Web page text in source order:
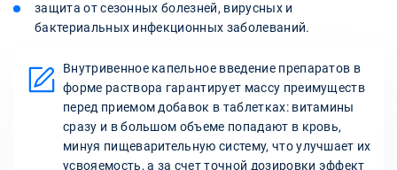
защита от сезонных болезней, вирусных и
бактериальных инфекционных заболеваний.
Внутривенное капельное введение препаратов в
форме раствора гарантирует массу преимуществ
перед приемом добавок в таблетках: витамины
сразу и в большом объеме попадают в кровь,
минуя пищеварительную систему, что улучшает их
усвояемость, а за счет точной дозировки эффект